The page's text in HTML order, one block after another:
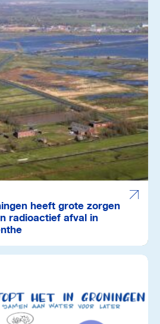
heeft grote zorgen
radioactief afval in